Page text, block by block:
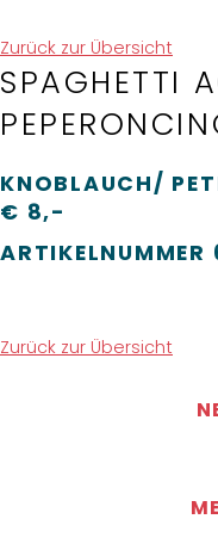
Zurück zur Übersicht
SPAGHETTI
KNOBLAUCH/
€ 8,-
ARTIKELNUMMER
Zurück zur Übersicht